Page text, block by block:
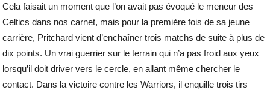
Cela faisait un moment que l’on avait pas évoqué le meneur des
Celtics dans nos carnet, mais pour la première fois de sa jeune
carrière, Pritchard vient d’enchaîner trois matchs de suite à plus de
dix points. Un vrai guerrier sur le terrain qui n’a pas froid aux yeux
lorsqu’il doit driver vers le cercle, en allant même chercher le
contact. Dans la victoire contre les Warriors, il enquille trois tirs